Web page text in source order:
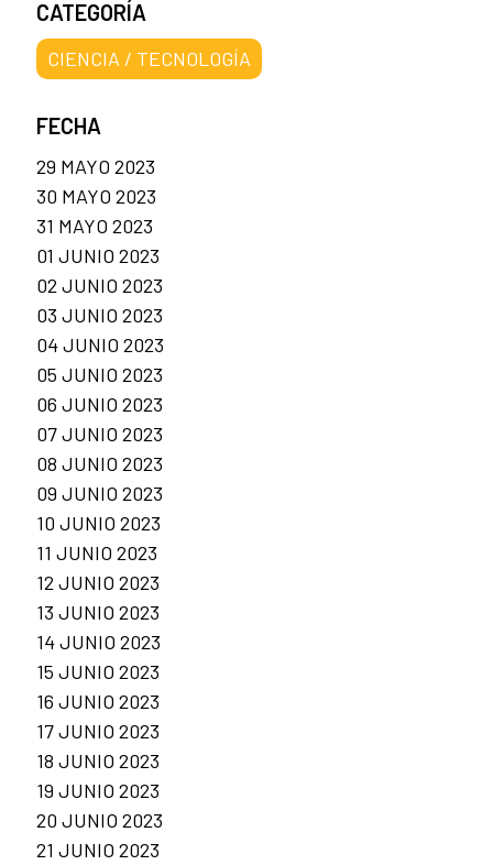
CATEGORÍA
CIENCIA / TECNOLOGÍA
FECHA
29 MAYO 2023
30 MAYO 2023
31 MAYO 2023
01 JUNIO 2023
02 JUNIO 2023
03 JUNIO 2023
04 JUNIO 2023
05 JUNIO 2023
06 JUNIO 2023
07 JUNIO 2023
08 JUNIO 2023
09 JUNIO 2023
10 JUNIO 2023
11 JUNIO 2023
12 JUNIO 2023
13 JUNIO 2023
14 JUNIO 2023
15 JUNIO 2023
16 JUNIO 2023
17 JUNIO 2023
18 JUNIO 2023
19 JUNIO 2023
20 JUNIO 2023
21 JUNIO 2023